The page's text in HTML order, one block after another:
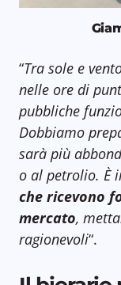
“Tra sole e
nelle ore di
pubbliche
Dobbiamo
sarà più
o al petrolio. È
che ricevono
mercato,
ragionevoli“.